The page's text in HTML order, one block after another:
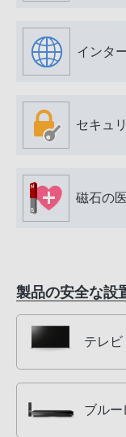
インタ
セキュ
磁石の
製品の安全な設
テレビ
ブル